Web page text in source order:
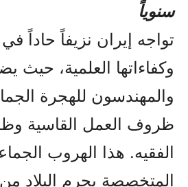
سنوياً
تواجه إيران نزيفاً حاداً
وكفاءاتها العلمية، حيث
والمهندسون للهجرة
ظروف العمل القاسية
الفقيه. هذا الهروب
المتخصصة يحرم البلاد من